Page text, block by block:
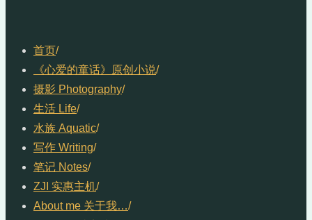
首页/
《心爱的童话》原创小说/
摄影 Photography/
生活 Life/
水族 Aquatic/
写作 Writing/
笔记 Notes/
ZJI 实惠主机/
About me 关于我…/